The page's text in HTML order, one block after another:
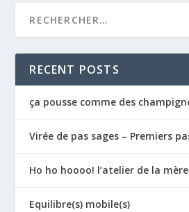
RECENT POSTS
ça pousse comme des
Virée de pas sages – Premiers
Ho ho hoooo! l’atelier de la
Equilibre(s) mobile(s)